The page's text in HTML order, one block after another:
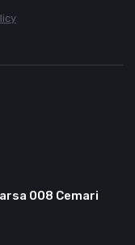
008 Cemari